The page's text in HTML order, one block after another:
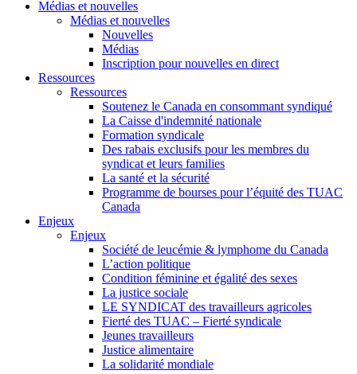
Médias et nouvelles
Médias et nouvelles
Nouvelles
Médias
Inscription pour nouvelles en direct
Ressources
Ressources
Soutenez le Canada en consommant syndiqué
La Caisse d'indemnité nationale
Formation syndicale
Des rabais exclusifs pour les membres du
syndicat et leurs families
La santé et la sécurité
Programme de bourses pour l’équité des TUAC
Canada
Enjeux
Enjeux
Société de leucémie & lymphome du Canada
L’action politique
Condition féminine et égalité des sexes
La justice sociale
LE SYNDICAT des travailleurs agricoles
Fierté des TUAC – Fierté syndicale
Jeunes travailleurs
Justice alimentaire
La solidarité mondiale